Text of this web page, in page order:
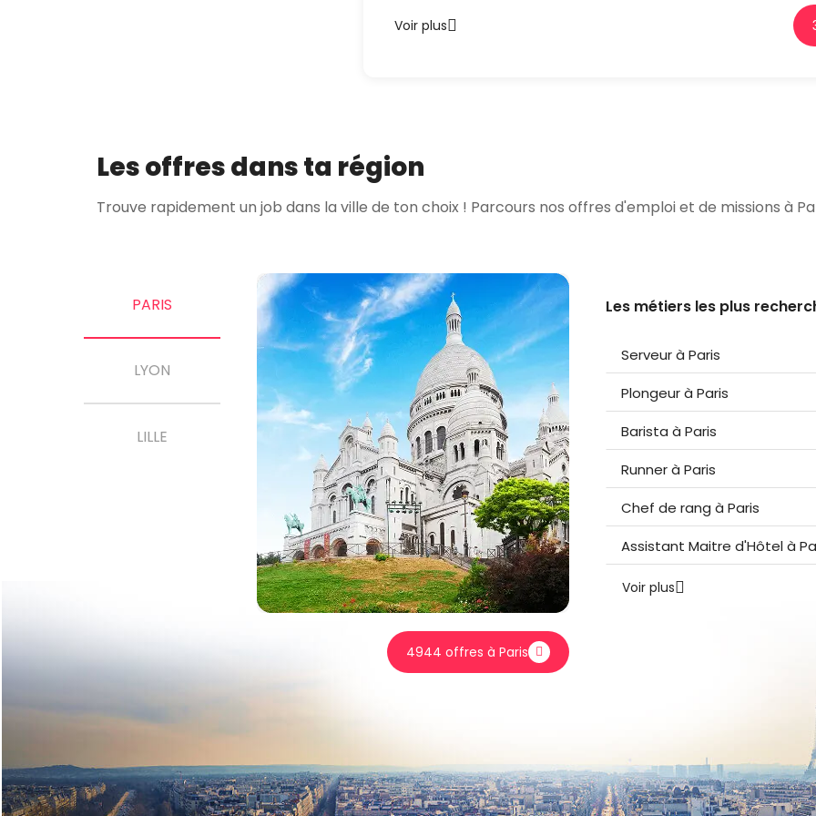
Voir plus
Les offres dans ta région
Trouve rapidement un job dans la ville de ton choix ! Parcours nos offres d'emploi et de missions à
PARIS
LYON
LILLE
4944 offres à Paris
Les métiers les plus
Serveur à Paris
Plongeur à Paris
Barista à Paris
Runner à Paris
Chef de rang à Paris
Assistant Maitre d'Hôtel à
Voir plus